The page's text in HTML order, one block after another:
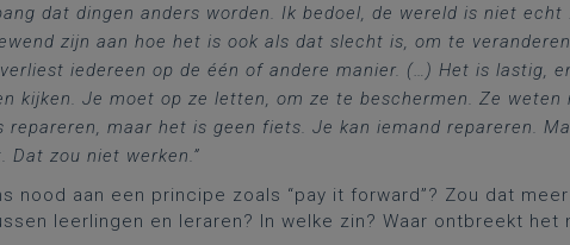
dat dingen anders worden. Ik bedoel, de wereld is niet echt
zijn aan hoe het is ook als dat slecht is, om te
iedereen op de één of andere manier. (…) Het is lastig,
kijken. Je moet op ze letten, om ze te beschermen. Ze weten
maar het is geen fiets. Je kan iemand repareren.
Dat zou niet werken.”
nood aan een principe zoals “pay it forward”? Zou dat meer
leerlingen en leraren? In welke zin? Waar ontbreekt het